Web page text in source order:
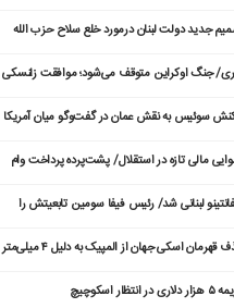
جدید دولت لبنان درمورد خلع سلاح حزب الله
جنگ اوکراین متوقف می‌شود؛ موافقت زلنسکی
سوئیس به نقش عمان در گفت‌و‌گو میان آمریکا
مالی تازه در استقلال/ پشت‌پرده پرداخت وام
لبنانی شد/ رئیس فیفا سومین تابعیتش را
حذف قهرمان اسکی جهان از المپیک به دلیل ۴ میلی‌متر
در انتظار اسکوچیچ